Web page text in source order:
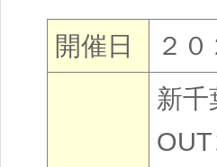
開催日 ２
新